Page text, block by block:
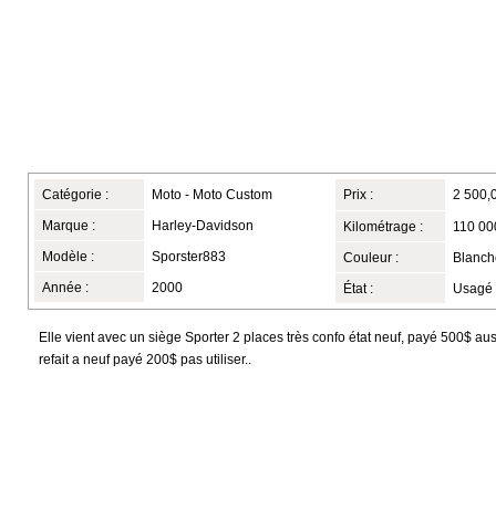
Catégorie : Moto - Moto Custom
Marque : Harley-Davidson
Modèle : Sporster883
Année : 2000
Prix : 2
Kilométrage : 110
Couleur :
État : Usagé
Elle vient avec un siège Sporter 2 places très confo état neuf, payé 500$
refait a neuf payé 200$ pas utiliser..